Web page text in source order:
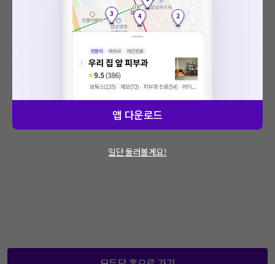
: 에러가 발생했습니다.
문제가 지속적으로 발생할 경우 모두닥 채널톡
을 통해 문의해주세요.
앱 다운로드
일단 둘러볼게요!